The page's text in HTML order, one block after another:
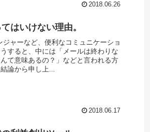
2018.06.26
はいけない理由。
ャーなど、便利なコミュニケーショ
すると、中には「メールは終わりな
て意味あるの？」などと言われる方
論から申し上...
2018.06.17